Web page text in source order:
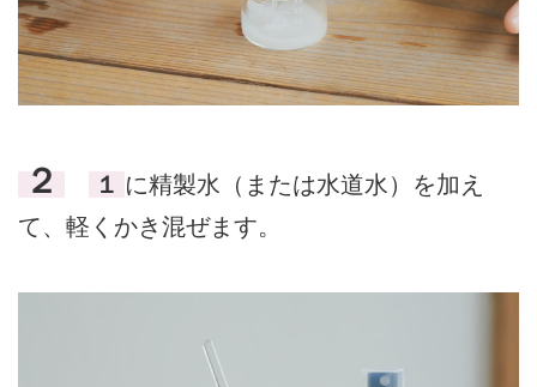
２ １ に精製水（または水道水）を加え
て、軽くかき混ぜます。